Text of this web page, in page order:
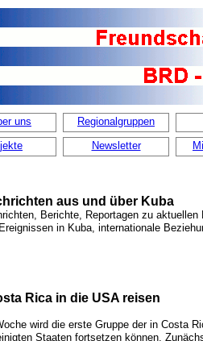
uns Regionalgruppen
Newsletter
aus und über Kuba
Berichte, Reportagen zu
in Kuba, internationale
Rica in die USA reisen
wird die erste Gruppe der in Costa
Staaten fortsetzen können.